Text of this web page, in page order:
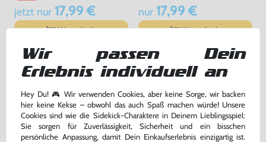
jetzt nur17,99 €
Warenkorb
nur17,99 €
Warenkorb
Wir passen Dein
Erlebnis individuell an
Hey Du! 🎮 Wir verwenden Cookies, aber keine Sorge, wir backen
hier keine Kekse – obwohl das auch Spaß machen würde! Unsere
Cookies sind wie die Sidekick-Charaktere in Deinem Lieblingsspiel:
Sie sorgen für Zuverlässigkeit, Sicherheit und ein bisschen
persönliche Anpassung, damit Dein Einkaufserlebnis einzigartig ist.